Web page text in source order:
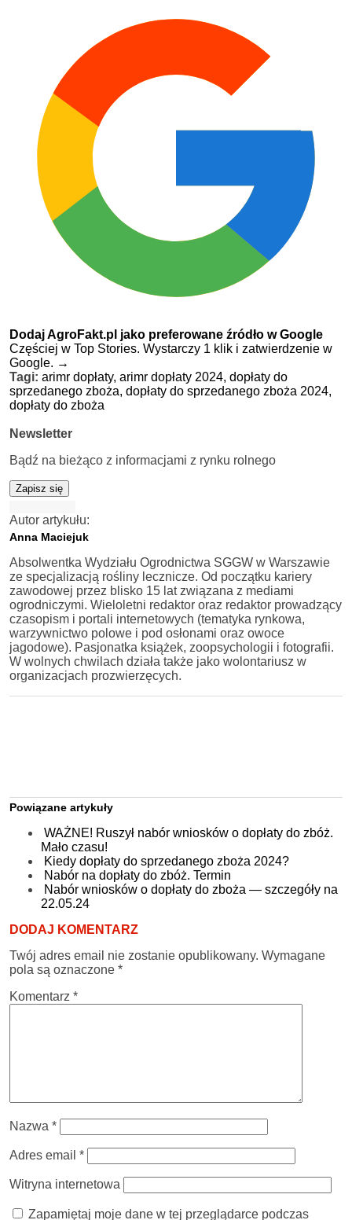
Dodaj AgroFakt.pl jako preferowane źródło w Google
Częściej w Top Stories. Wystarczy 1 klik i zatwierdzenie w
Google. →
Tagi: arimr dopłaty, arimr dopłaty 2024, dopłaty do
sprzedanego zboża, dopłaty do sprzedanego zboża 2024,
dopłaty do zboża
Newsletter
Bądź na bieżąco z informacjami z rynku rolnego
Zapisz się
Autor artykułu:
Anna Maciejuk
Absolwentka Wydziału Ogrodnictwa SGGW w Warszawie
ze specjalizacją rośliny lecznicze. Od początku kariery
zawodowej przez blisko 15 lat związana z mediami
ogrodniczymi. Wieloletni redaktor oraz redaktor prowadzący
czasopism i portali internetowych (tematyka rynkowa,
warzywnictwo polowe i pod osłonami oraz owoce
jagodowe). Pasjonatka książek, zoopsychologii i fotografii.
W wolnych chwilach działa także jako wolontariusz w
organizacjach prozwierzęcych.
Powiązane artykuły
WAŻNE! Ruszył nabór wniosków o dopłaty do zbóż.
Mało czasu!
Kiedy dopłaty do sprzedanego zboża 2024?
Nabór na dopłaty do zbóż. Termin
Nabór wniosków o dopłaty do zboża — szczegóły na
22.05.24
DODAJ KOMENTARZ
Twój adres email nie zostanie opublikowany. Wymagane
pola są oznaczone *
Komentarz *
Nazwa *
Adres email *
Witryna internetowa
Zapamiętaj moje dane w tej przeglądarce podczas